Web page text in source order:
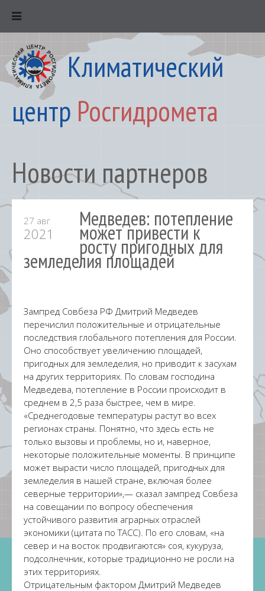
Климатический
центр Росгидромета
Новости партнеров
27 авг
2021
Медведев: потепление
может привести к
росту пригодных для
земледелия площадей
Зампред Совбеза РФ Дмитрий Медведев
перечислил положительные и отрицательные
последствия глобального потепления для России.
Оно способствует увеличению площадей,
пригодных для земледелия, но приводит к засухам
на других территориях. По словам господина
Медведева, потепление в России происходит в
среднем в 2,5 раза быстрее, чем в мире.
«Среднегодовые температуры растут во всех
регионах страны. Понятно, что здесь есть не
только вызовы и проблемы, но и, наверное,
некоторые положительные моменты. В принципе
может вырасти число площадей, пригодных для
земледелия в нашей стране, включая более
северные территории»,— сказал зампред Совбеза
на совещании по вопросу обеспечения
устойчивого развития аграрных отраслей
экономики (цитата по ТАСС). По его словам, «на
север и на восток продвигаются» соя, кукуруза,
подсолнечник, которые традиционно не росли на
этих территориях.
Отрицательным фактором Дмитрий Медведев